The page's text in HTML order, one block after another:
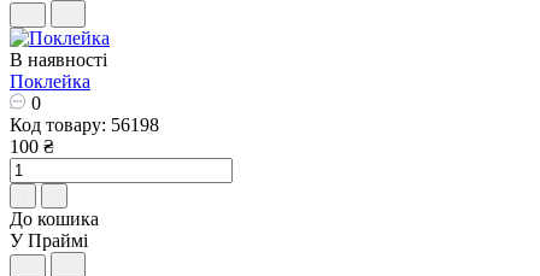
В наявності
Поклейка
0
Код товару: 56198
100 ₴
До кошика
У Праймі